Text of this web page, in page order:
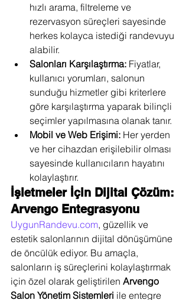
hızlı arama, filtreleme ve
rezervasyon süreçleri sayesinde
herkes kolayca istediği randevuyu
alabilir.
Salonları Karşılaştırma: Fiyatlar,
kullanıcı yorumları, salonun
sunduğu hizmetler gibi kriterlere
göre karşılaştırma yaparak bilinçli
seçimler yapılmasına olanak tanır.
Mobil ve Web Erişimi: Her yerden
ve her cihazdan erişilebilir olması
sayesinde kullanıcıların hayatını
kolaylaştırır.
İşletmeler İçin Dijital Çözüm:
Arvengo Entegrasyonu
UygunRandevu.com, güzellik ve
estetik salonlarının dijital dönüşümüne
de öncülük ediyor. Bu amaçla,
salonların iş süreçlerini kolaylaştırmak
için özel olarak geliştirilen Arvengo
Salon Yönetim Sistemleri ile entegre